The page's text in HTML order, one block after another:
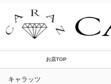
お店TOP
キャラッツ
送料無料
Pontaパス特典対象すべて
サンキュー配送対象
送料無料
Pontaパス特典対象すべて
サンキュー配送対象